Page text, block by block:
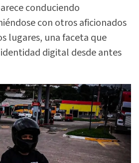
conduciendo
con otros aficionados
lugares, una faceta que
digital desde antes